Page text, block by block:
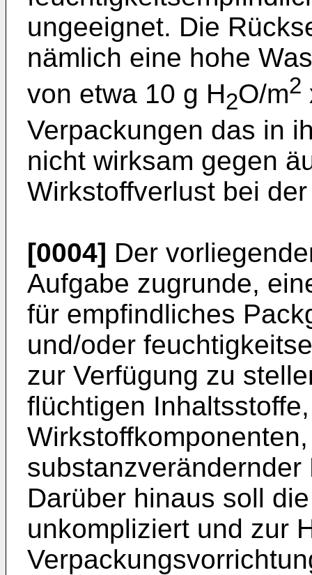
ungeeignet. Die
nämlich eine hohe
von etwa 10 g H2O/m2
Verpackungen das in
nicht wirksam gegen
Wirkstoffverlust bei
[0004] Der
Aufgabe zugrunde,
für empfindliches
und/oder
zur Verfügung zu
flüchtigen
Darüber hinaus soll
unkompliziert und zur